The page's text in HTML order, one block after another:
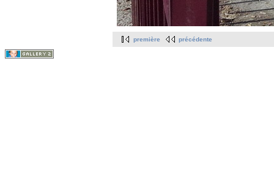
première précédente